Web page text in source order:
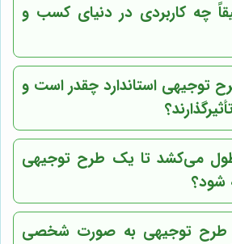
چه کاربردی در دنیای کسب و
توجیهی استاندارد چقدر است و
می‌کشد تا یک طرح توجیهی
شود؟
طرح توجیهی به صورت شخصی